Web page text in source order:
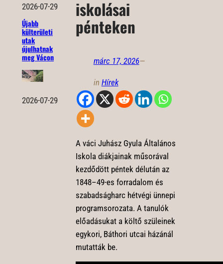
2026-07-29
Újabb
külterületi
utak
újulhatnak
meg Vácon
2026-07-29
iskolásai
pénteken
márc 17, 2026—
in Hírek
A váci Juhász Gyula Általános
Iskola diákjainak műsorával
kezdődött péntek délután az
1848–49-es forradalom és
szabadságharc hétvégi ünnepi
programsorozata. A tanulók
előadásukat a költő szüleinek
egykori, Báthori utcai házánál
mutatták be.